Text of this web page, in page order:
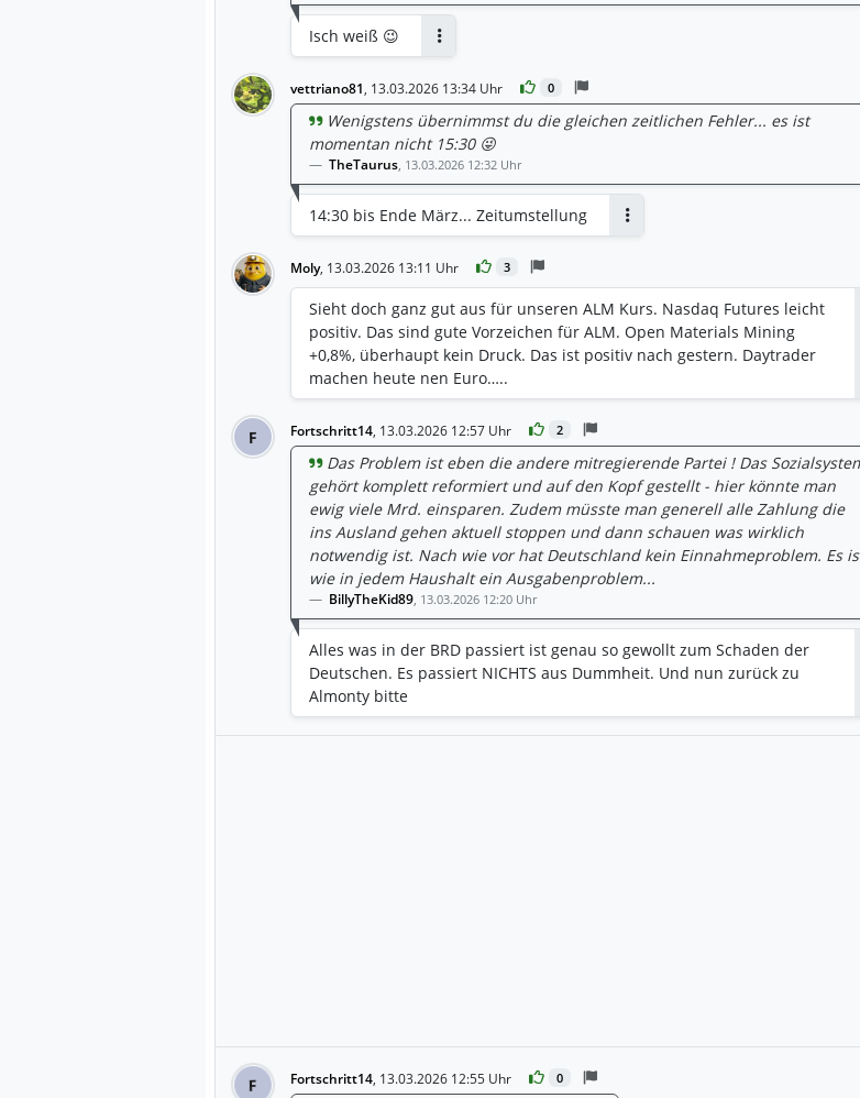
Isch weiß 😉
vettriano81, 13.03.2026 13:34 Uhr 0
Wenigstens übernimmst du die gleichen zeitlichen Fehler... es ist
momentan nicht 15:30 😜
TheTaurus, 13.03.2026 12:32 Uhr
14:30 bis Ende März... Zeitumstellung
Moly, 13.03.2026 13:11 Uhr 3
Sieht doch ganz gut aus für unseren ALM Kurs. Nasdaq Futures leicht
positiv. Das sind gute Vorzeichen für ALM. Open Materials Mining
+0,8%, überhaupt kein Druck. Das ist positiv nach gestern. Daytrader
machen heute nen Euro…..
F Fortschritt14, 13.03.2026 12:57 Uhr 2
Das Problem ist eben die andere mitregierende Partei ! Das
gehört komplett reformiert und auf den Kopf gestellt - hier könnte man
ewig viele Mrd. einsparen. Zudem müsste man generell alle Zahlung die
ins Ausland gehen aktuell stoppen und dann schauen was wirklich
notwendig ist. Nach wie vor hat Deutschland kein Einnahmeproblem. Es
wie in jedem Haushalt ein Ausgabenproblem...
BillyTheKid89, 13.03.2026 12:20 Uhr
Alles was in der BRD passiert ist genau so gewollt zum Schaden der
Deutschen. Es passiert NICHTS aus Dummheit. Und nun zurück zu
Almonty bitte
F Fortschritt14, 13.03.2026 12:55 Uhr 0